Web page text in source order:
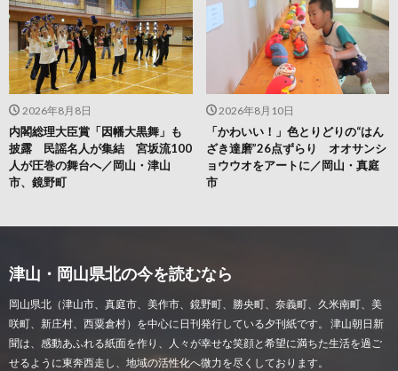
2026年8月10日
「かわいい！」色とりどりの“はん
ざき達磨”26点ずらり オオサンシ
ョウウオをアートに／岡山・真庭
市
2026年8月8日
内閣総理大臣賞「因幡大黒舞」も
披露 民謡名人が集結 宮坂流100
人が圧巻の舞台へ／岡山・津山
市、鏡野町
津山・岡山県北の今を読むなら
岡山県北（津山市、真庭市、美作市、鏡野町、勝央町、奈義町、久米南町、美
咲町、新庄村、西粟倉村）を中心に日刊発行している夕刊紙です。 津山朝日新
聞は、感動あふれる紙面を作り、人々が幸せな笑顔と希望に満ちた生活を過ご
せるように東奔西走し、地域の活性化へ微力を尽くしております。